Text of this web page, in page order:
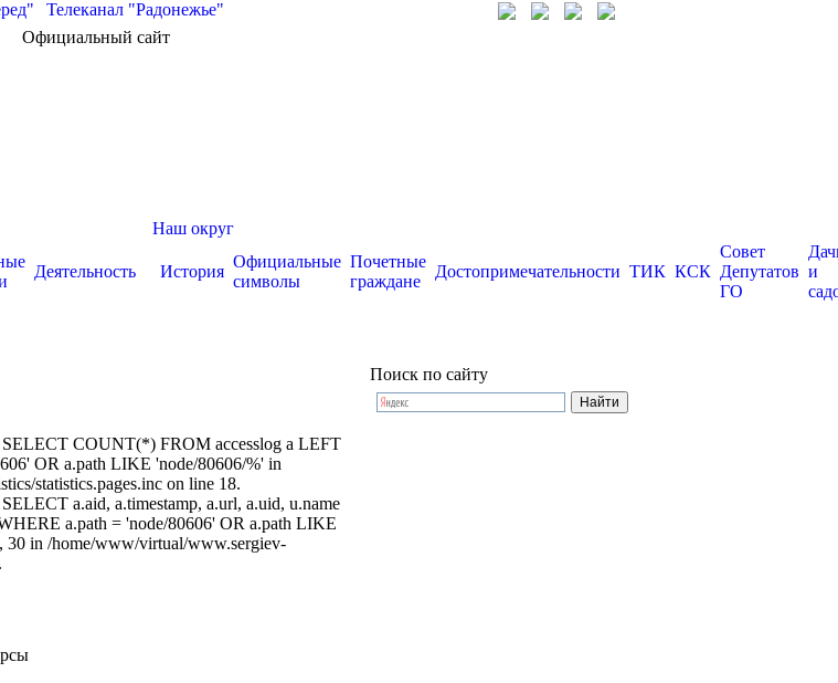
Телеканал "Радонежье"
Официальный сайт
Деятельность
Наш округ
История
Официальные
символы
Почетные
граждане
Достопримечательности ТИК КСК
Совет
Депутатов
ГО
и
SELECT COUNT(*) FROM accesslog a LEFT
OR a.path LIKE 'node/80606/%' in
statistics.pages.inc on line 18.
a.aid, a.timestamp, a.url, a.uid, u.name
a.path = 'node/80606' OR a.path LIKE
in /home/www/virtual/www.sergiev-
Поиск по сайту